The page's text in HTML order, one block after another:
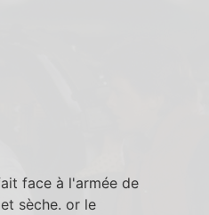
face à l'armée de
sèche. or le